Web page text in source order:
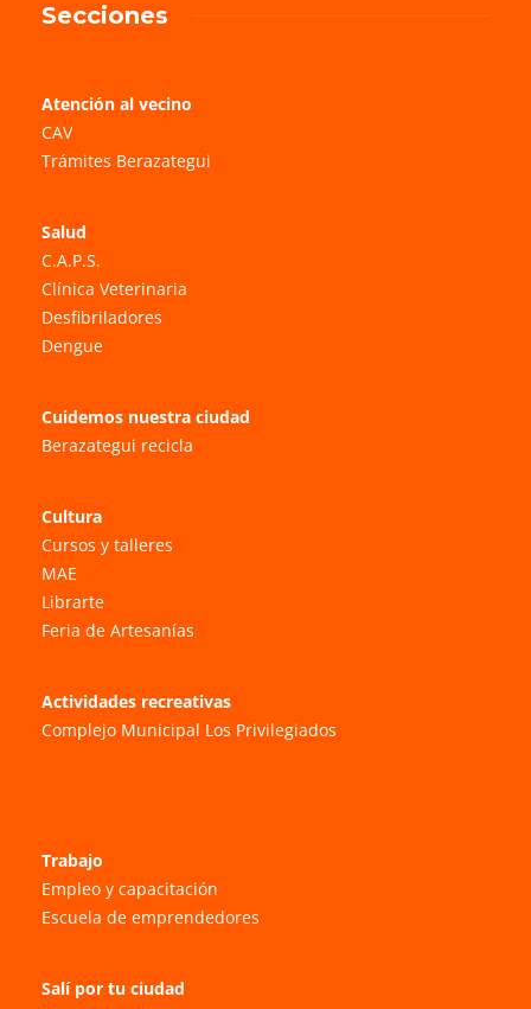
Secciones
Atención al vecino
CAV
Trámites Berazategui
Salud
C.A.P.S.
Clínica Veterinaria
Desfibriladores
Dengue
Cuidemos nuestra ciudad
Berazategui recicla
Cultura
Cursos y talleres
MAE
Librarte
Feria de Artesanías
Actividades recreativas
Complejo Municipal Los Privilegiados
Trabajo
Empleo y capacitación
Escuela de emprendedores
Salí por tu ciudad